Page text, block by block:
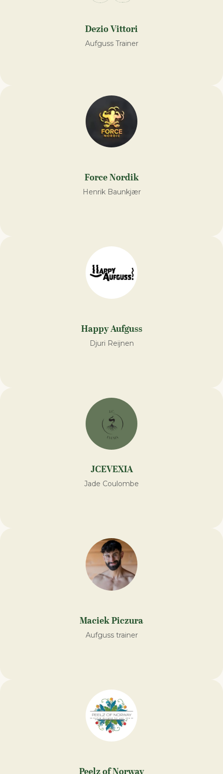
Dezio Vittori
Aufguss Trainer
Force Nordik
Henrik Baunkjær
Happy Aufguss
Djuri Reijnen
JCEVEXIA
Jade Coulombe
Maciek Piczura
Aufguss trainer